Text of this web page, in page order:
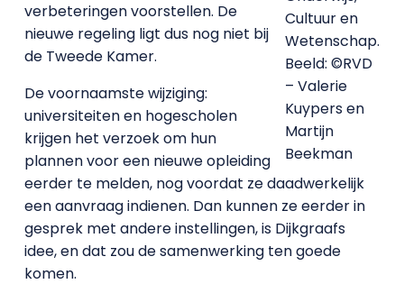
Cultuur en
Wetenschap.
Beeld: ©RVD
– Valerie
Kuypers en
Martijn
Beekman
verbeteringen voorstellen. De
nieuwe regeling ligt dus nog niet bij
de Tweede Kamer.
De voornaamste wijziging:
universiteiten en hogescholen
krijgen het verzoek om hun
plannen voor een nieuwe opleiding
eerder te melden, nog voordat ze daadwerkelijk
een aanvraag indienen. Dan kunnen ze eerder in
gesprek met andere instellingen, is Dijkgraafs
idee, en dat zou de samenwerking ten goede
komen.